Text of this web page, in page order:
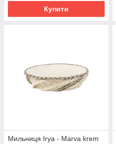
Купити
Мильниця Irya - Marva krem